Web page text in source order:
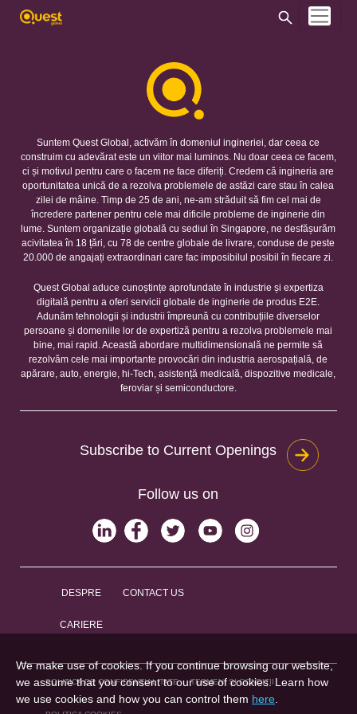
Suntem Quest Global, activăm în domeniul ingineriei, dar ceea ce
construim cu adevărat este un viitor mai luminos. Nu doar ceea ce facem,
ci și motivul pentru care o facem ne face diferiți. Credem că ingineria are
oportunitatea unică de a rezolva problemele de astăzi care stau în calea
zilei de mâine. Timp de 25 de ani, ne-am străduit să fim cel mai de
încredere partener pentru cele mai dificile probleme de inginerie din
lume. Suntem organizație globală cu sediul în Singapore, ne desfășurăm
acivitatea în 18 țări, cu 78 de centre globale de livrare, conduse de peste
20.000 de angajați extraordinari care fac imposibilul posibil în fiecare zi.
Quest Global aduce cunoștințe aprofundate în industrie și expertiza
digitală pentru a oferi servicii globale de inginerie de produs E2E.
Adunăm tehnologii și industrii împreună cu contribuțiile diverselor
persoane și domeniile lor de expertiză pentru a rezolva problemele mai
bine, mai rapid. Această abordare multidimensională ne permite să
rezolvăm cele mai importante provocări din industria aerospațială, de
apărare, auto, energie, hi-Tech, asistență medicală, dispozitive medicale,
feroviar și semiconductore.
Subscribe to Current Openings
Follow us on
DESPRE CONTACT US
CARIERE
POLITICA DE CONFIDENȚIALITATE TERMENI ȘI CONDIȚII
We make use of cookies. If you continue browsing our website,
we assume that you consent to our use of cookies. Learn how
we use cookies and how you can control them here